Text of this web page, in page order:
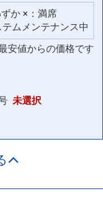
か ×：満席
ムメンテナンス中
安値からの価格です
未選択